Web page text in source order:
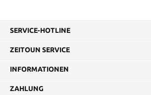
SERVICE-HOTLINE
ZEITOUN SERVICE
INFORMATIONEN
ZAHLUNG